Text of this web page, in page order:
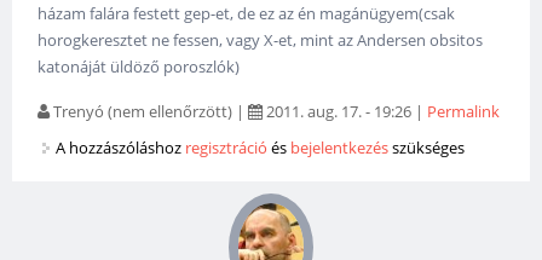
házam falára festett gep-et, de ez az én magánügyem(csak
horogkeresztet ne fessen, vagy X-et, mint az Andersen obsitos
katonáját üldöző poroszlók)
Trenyó (nem ellenőrzött) | 2011. aug. 17. - 19:26 | Permalink
A hozzászóláshoz regisztráció és bejelentkezésszükséges